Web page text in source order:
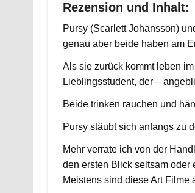
Rezension und Inhalt:
Pursy (Scarlett Johansson)
genau aber beide haben am
Als sie zurück kommt leben
Lieblingsstudent, der –
Beide trinken rauchen und
Pursy stäubt sich anfangs zu
Mehr verrate ich von der
den ersten Blick seltsam oder
Meistens sind diese Art